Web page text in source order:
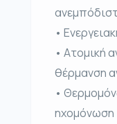
•
• Ατομική
θέρμανση
•
ηχομόνωση